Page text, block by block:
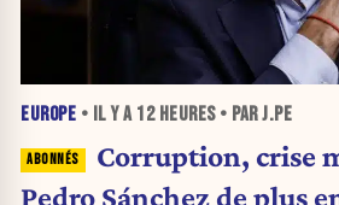
EUROPE • IL Y A 12 HEURES• PAR J.PE
Corruption, crise
Pedro Sánchez de plus